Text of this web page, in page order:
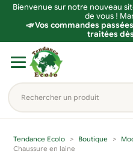
Bienvenue sur notre nouveau
de vous !
📣 Vos commandes
traitées
navigation
contenu
Rechercher
un
produit...
Tendance Ecolo Boutique
Chaussure en laine